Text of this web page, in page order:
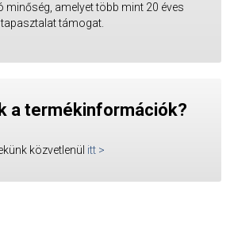
minőség, amelyet több mint 20 éves
támogat.
a termékinformációk?
közvetlenül itt >